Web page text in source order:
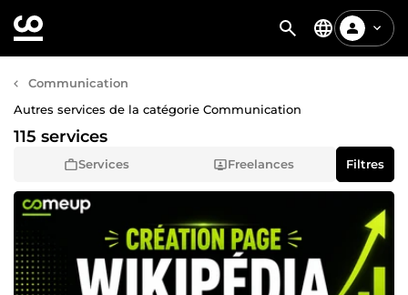
Communication
Autres services de la catégorie Communication
Services Freelances
115 services
Filtres